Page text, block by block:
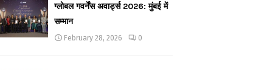
ग्लोबल गवर्नेंस अवार्ड्स 2026: मुंबई में
सम्मान
February 28, 2026 0